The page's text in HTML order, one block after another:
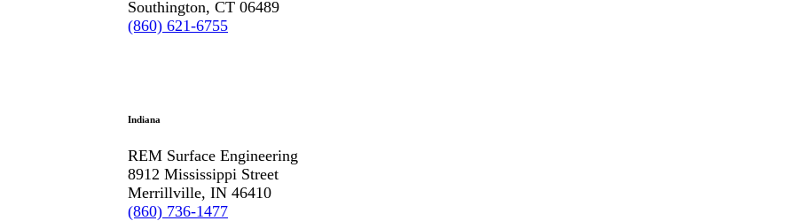
Southington, CT 06489
(860) 621-6755
Indiana
REM Surface Engineering
8912 Mississippi Street
Merrillville, IN 46410
(860) 736-1477